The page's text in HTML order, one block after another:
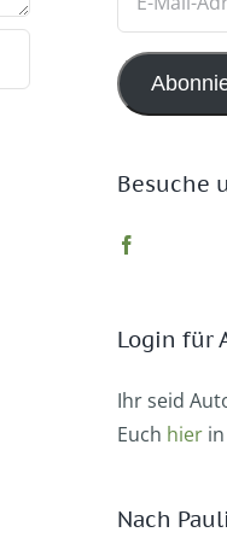
Adresse
Besuche
Login für
Ihr seid
Euch hier
Nach